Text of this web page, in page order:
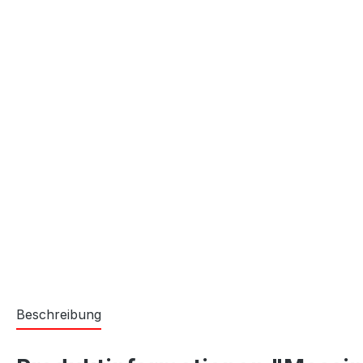
Beschreibung